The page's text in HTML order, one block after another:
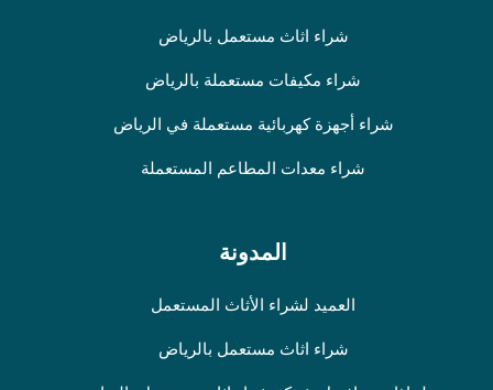
شراء اثاث مستعمل بالرياض
شراء مكيفات مستعملة بالرياض
شراء أجهزة كهربائية مستعملة في الرياض
شراء معدات المطاعم المستعملة
المدونة
العميد لشراء الأثاث المستعمل
شراء اثاث مستعمل بالرياض